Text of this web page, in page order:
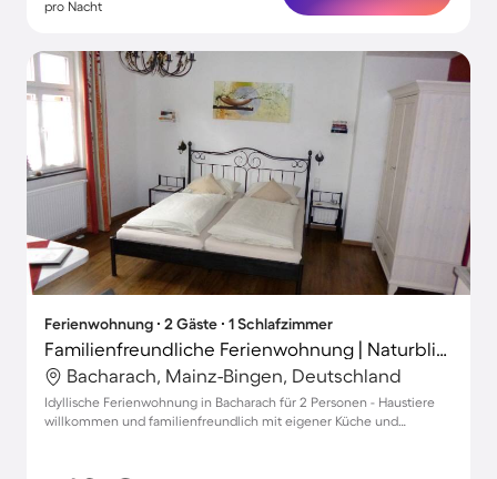
pro Nacht
Ferienwohnung ∙ 2 Gäste ∙ 1 Schlafzimmer
Familienfreundliche Ferienwohnung | Naturblick | Hunde erlaubt
Bacharach, Mainz-Bingen, Deutschland
Idyllische Ferienwohnung in Bacharach für 2 Personen - Haustiere
willkommen und familienfreundlich mit eigener Küche und